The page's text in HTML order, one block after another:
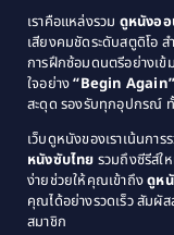
1979
1976
1974
1971
1969
1964
เราคือแหล่งรวม ดูหนังออ
เสียงคมชัดระดับสตูดิโอ
การฝึกซ้อมดนตรีอย่างเ
ใจอย่าง“Begin Again”
สะดุด รองรับทุกอุปกรณ์
เว็บดูหนังของเราเน้นกา
หนังซับไทย รวมถึงซีรีส์ใ
ง่ายช่วยให้คุณเข้าถึงดูห
คุณได้อย่างรวดเร็ว สัมผั
สมาชิก